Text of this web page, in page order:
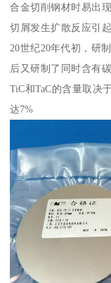
合金切削钢材时易出
切屑发生扩散反应引
20世纪20年代初，研
后又研制了同时含有
TiC和TaC的含量取决
达7%